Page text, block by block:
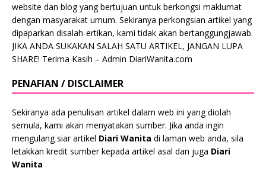
website dan blog yang bertujuan untuk berkongsi maklumat
dengan masyarakat umum. Sekiranya perkongsian artikel yang
dipaparkan disalah-ertikan, kami tidak akan bertanggungjawab.
JIKA ANDA SUKAKAN SALAH SATU ARTIKEL, JANGAN LUPA
SHARE! Terima Kasih – Admin DiariWanita.com
PENAFIAN / DISCLAIMER
Sekiranya ada penulisan artikel dalam web ini yang diolah
semula, kami akan menyatakan sumber. Jika anda ingin
mengulang siar artikel Diari Wanita di laman web anda, sila
letakkan kredit sumber kepada artikel asal dan juga Diari
Wanita